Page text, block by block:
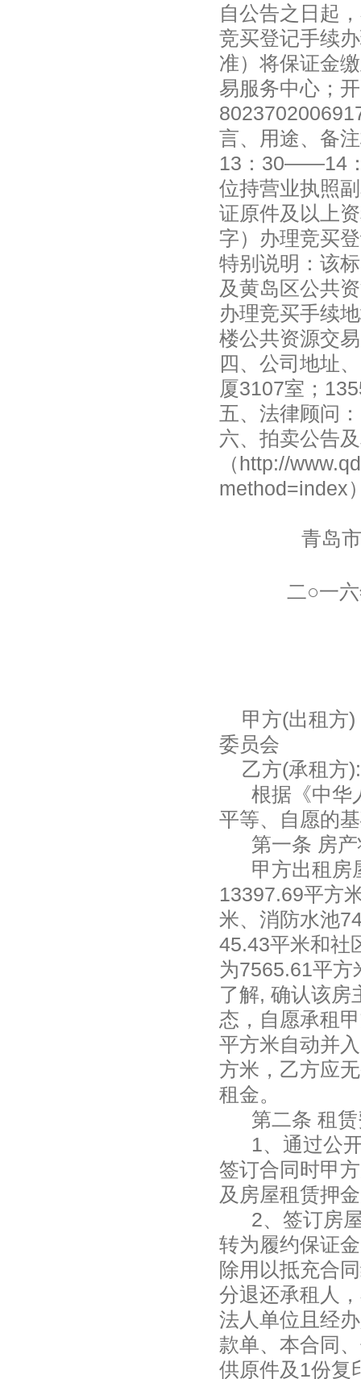
自公告之日起
竞买登记手续
准）将保证金
易服务中心；
言、用途、备
13：30——14
位持营业执照
证原件及以上
字）办理竞买
特别说明：该
及黄岛区公共
办理竞买手续
楼公共资源交
四、公司地址
厦3107室；
五、法律顾问
六、拍卖公告
（http://
method=index
青岛
二○一
甲方(出租方)
委员会
乙方(承租方):
根据《中华
平等、自愿的
第一条 房
甲方出租房
13397.69平方
米、消防水池
45.43平米和社
为7565.61平方
了解, 确认该房
态，自愿承租
平方米自动并
方米，乙方应
租金。
第二条 租
1、 通过公
签订合同时甲
及房屋租赁押
2、签订房
转为履约保证
除用以抵充合
分退还承租人
法人单位且经
款单、本合同
供原件及 1份复